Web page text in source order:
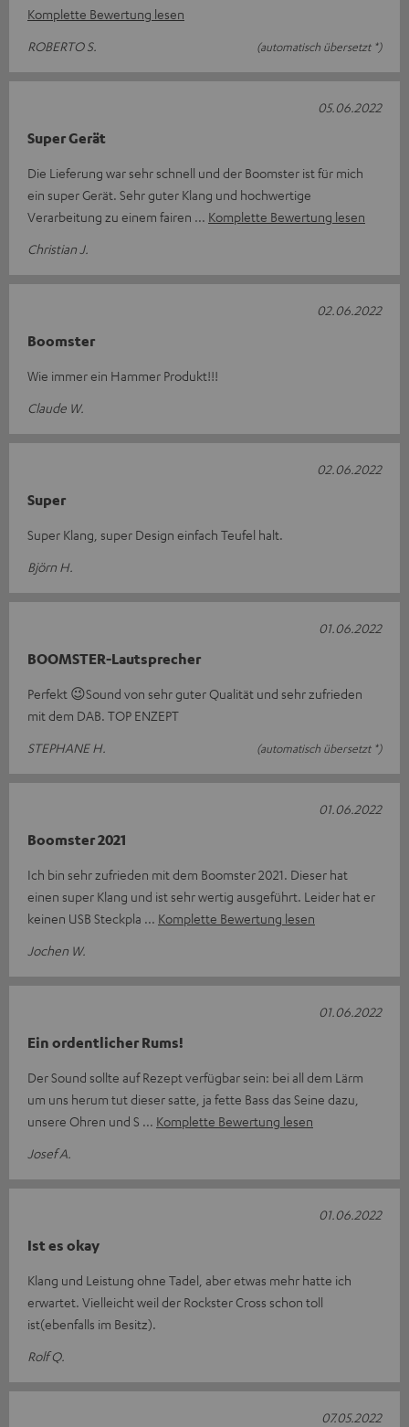
Komplette Bewertung lesen
ROBERTO S.
(automatisch übersetzt *)
Super Gerät
Die Lieferung war sehr schnell und der Boomster ist für mich
ein super Gerät. Sehr guter Klang und hochwertige
Verarbeitung zu einem fairen
Komplette Bewertung lesen
Christian J.
05.06.2022
Boomster
Wie immer ein Hammer Produkt!!!
Claude W.
02.06.2022
Super
Super Klang, super Design einfach Teufel halt.
Björn H.
02.06.2022
BOOMSTER-Lautsprecher
Perfekt 😉Sound von sehr guter Qualität und sehr zufrieden
mit dem DAB. TOP ENZEPT
STEPHANE H.
(automatisch übersetzt *)
01.06.2022
Boomster 2021
Ich bin sehr zufrieden mit dem Boomster 2021. Dieser hat
einen super Klang und ist sehr wertig ausgeführt. Leider hat er
keinen USB Steckpla
Komplette Bewertung lesen
Jochen W.
01.06.2022
Ein ordentlicher Rums!
Der Sound sollte auf Rezept verfügbar sein: bei all dem Lärm
um uns herum tut dieser satte, ja fette Bass das Seine dazu,
unsere Ohren und S
Komplette Bewertung lesen
Josef A.
01.06.2022
Ist es okay
Klang und Leistung ohne Tadel, aber etwas mehr hatte ich
erwartet. Vielleicht weil der Rockster Cross schon toll
ist(ebenfalls im Besitz).
Rolf Q.
01.06.2022
07.05.2022